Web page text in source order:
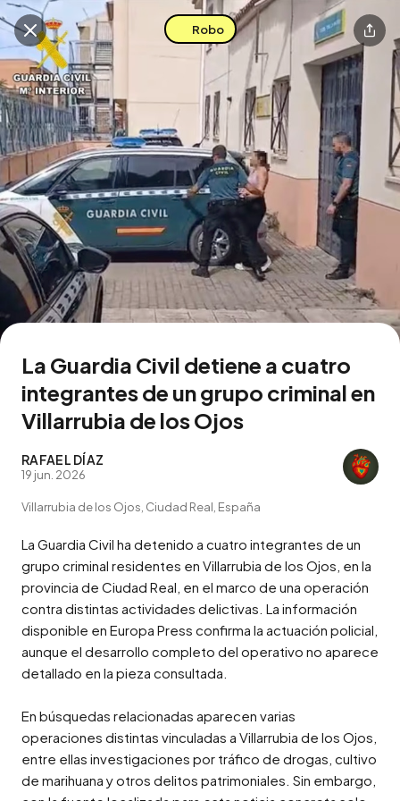
Descarga la app
Buscar en esta zona
Robo
La Guardia Civil detiene a cuatro
integrantes de un grupo criminal en
Villarrubia de los Ojos
RAFAEL DÍAZ
19 jun. 2026
Villarrubia de los Ojos, Ciudad Real, España
La Guardia Civil ha detenido a cuatro integrantes de un
grupo criminal residentes en Villarrubia de los Ojos, en la
provincia de Ciudad Real, en el marco de una operación
contra distintas actividades delictivas. La información
disponible en Europa Press confirma la actuación policial,
aunque el desarrollo completo del operativo no aparece
detallado en la pieza consultada.
En búsquedas relacionadas aparecen varias
operaciones distintas vinculadas a Villarrubia de los Ojos,
entre ellas investigaciones por tráfico de drogas, cultivo
de marihuana y otros delitos patrimoniales. Sin embargo,